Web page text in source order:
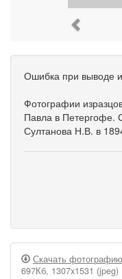
Ошибка при выводе
Фотографии
Павла в Петергофе.
Султанова Н.В. в
Скачать
697Кб, 1307x1531 (jpeg)